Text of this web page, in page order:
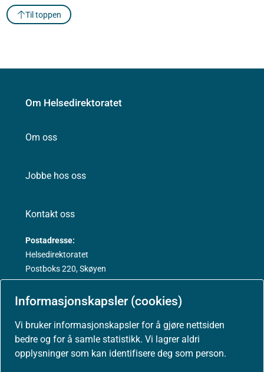
Informasjonskapsler (cookies)
Vi bruker informasjonskapsler for å gjøre nettsiden
bedre og for å samle statistikk. Vi lagrer aldri
opplysninger som kan identifisere deg som person.
Til toppen
Om Helsedirektoratet
Om oss
Jobbe hos oss
Kontakt oss
Postadresse:
Helsedirektoratet
Postboks 220, Skøyen
0213 Oslo
Aktuelt